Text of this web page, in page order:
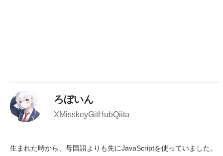
ろぼいん
XMisskeyGitHubQiita
生まれた時から、母国語よりも先にJavaScriptを使っていました。